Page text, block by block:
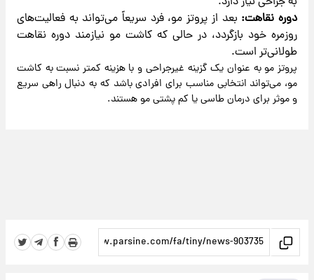
دوره نقاهت: بعد از پروتز مو، فرد سریعاً می‌تواند به فعالیت‌های
روزمره خود بازگردد، در حالی که کاشت مو نیازمند دوره نقاهت
طولانی‌تر است.
پروتز مو به عنوان یک گزینه غیرجراحی و با هزینه کمتر نسبت به کاشت
مو، می‌تواند انتخابی مناسب برای افرادی باشد که به دنبال راهی سریع
و موثر برای درمان طاسی یا کم پشتی مو هستند.